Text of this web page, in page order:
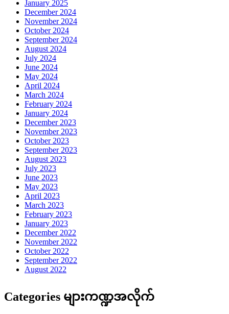
January 2025
December 2024
November 2024
October 2024
September 2024
August 2024
July 2024
June 2024
May 2024
April 2024
March 2024
February 2024
January 2024
December 2023
November 2023
October 2023
September 2023
August 2023
July 2023
June 2023
May 2023
April 2023
March 2023
February 2023
January 2023
December 2022
November 2022
October 2022
September 2022
August 2022
Categories များကဏ္ဍအလိုက်